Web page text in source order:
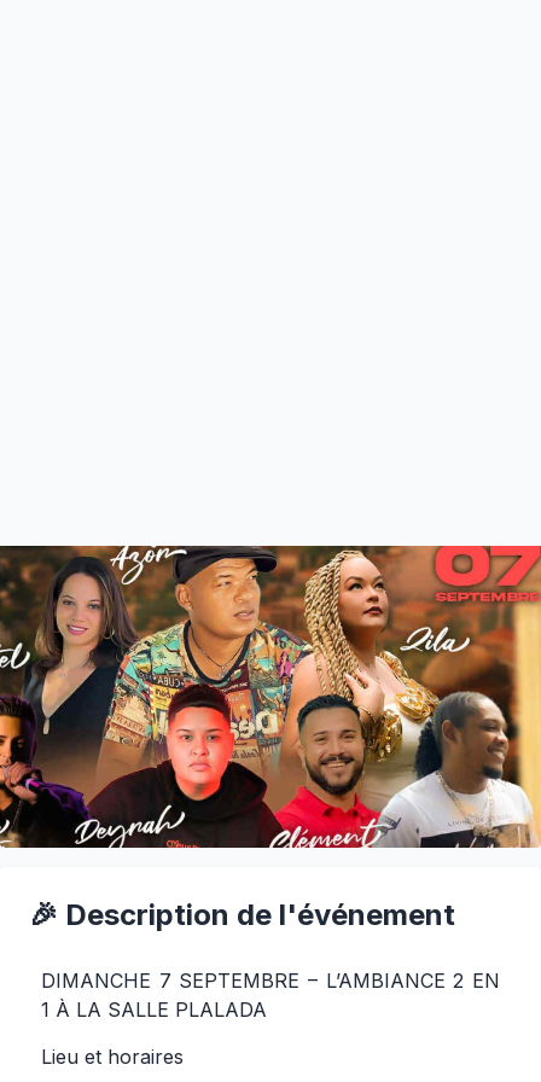
🎉 Description de l'événement
DIMANCHE 7 SEPTEMBRE – L’AMBIANCE 2 EN
1 À LA SALLE PLALADA
Lieu et horaires